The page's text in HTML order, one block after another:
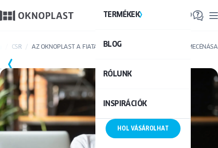
TERMÉKEK
BLOG
RÓLUNK
INSPIRÁCIÓK
HOL VÁSÁROLHAT
CSR AZ OKNOPLAST A FIATAL ÉPÍTÉSZEKBŐL ÁLLÓ VERSENY MECÉNÁSA